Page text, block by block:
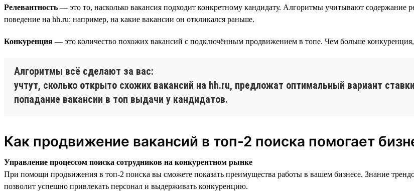
Релевантность — это то, насколько вакансия подходит конкретному кандидату. Алгоритмы учитывают содержание
поведение на hh.ru: например, на какие вакансии он откликался раньше.
Конкуренция — это количество похожих вакансий с подключённым продвижением в топе. Чем больше
Алгоритмы всё сделают за вас:
учтут, сколько открыто схожих вакансий на hh.ru, предложат оптимальный вариант
попадание вакансии в топ выдачи у кандидатов.
Как продвижение вакансий в топ-2 поиска помогает
Управление процессом поиска сотрудников на конкурентном рынке
При помощи продвижения в топ-2 поиска вы сможете показать преимущества работы в вашем бизнесе. Знание
позволит успешно привлекать персонал и выдерживать конкуренцию.